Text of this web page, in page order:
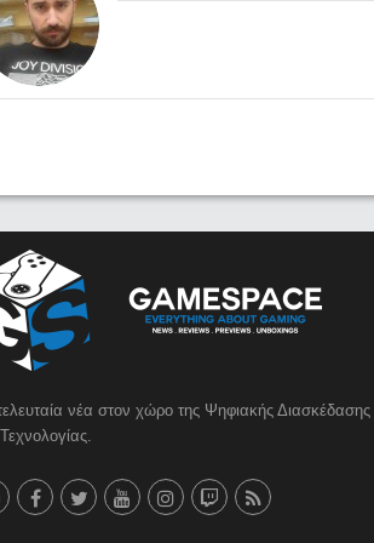
νέα στον χώρο της Ψηφιακής Διασκέδασης